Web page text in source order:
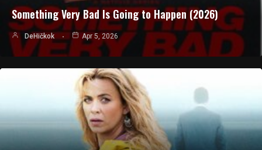
Something Very Bad Is Going to Happen (2026)
DeHičkok Apr 5, 2026